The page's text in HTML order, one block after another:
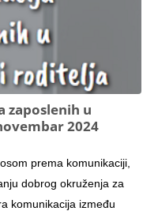
zaposlenih u
2024
prema komunikaciji,
dobrog okruženja za
komunikacija između